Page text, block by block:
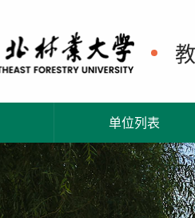
单位列表